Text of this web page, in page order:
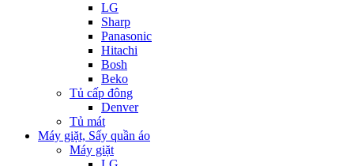
LG
Sharp
Panasonic
Hitachi
Bosh
Beko
Tủ cấp đông
Denver
Tủ mát
Máy giặt, Sấy quần áo
Máy giặt